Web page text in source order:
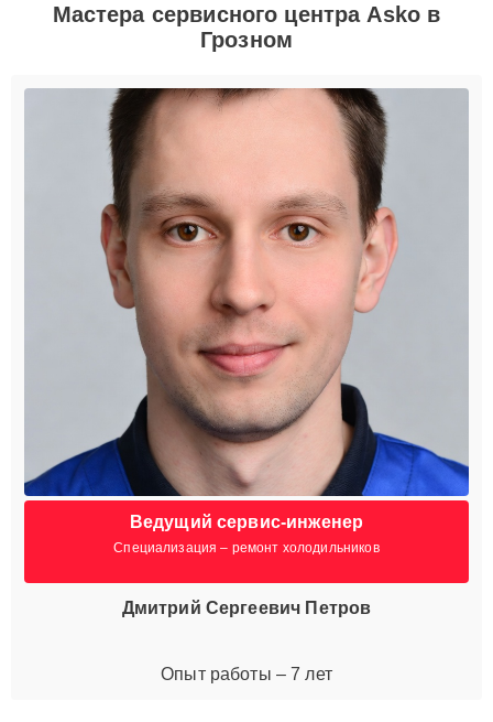
Мастера сервисного центра Asko в
Грозном
Ведущий сервис-инженер
Специализация – ремонт холодильников
Дмитрий Сергеевич Петров
Опыт работы – 7 лет